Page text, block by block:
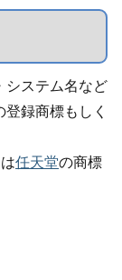
システム名など
録商標もしく
任天堂の商標